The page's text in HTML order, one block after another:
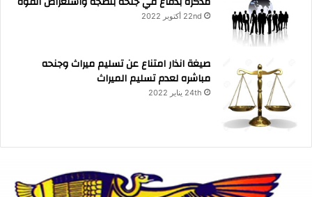
22nd أكتوبر 2022
صيغة انذار امتناع عن تسليم ميراث وجنحه
مباشره لعدم تسليم الميراث
24th يناير 2022